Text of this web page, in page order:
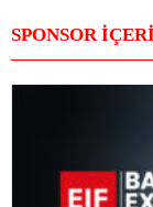
SPONSOR